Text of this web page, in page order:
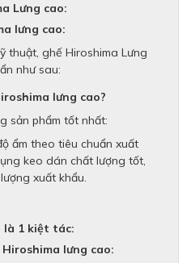
Lưng cao:
lưng cao:
thuật, ghế Hiroshima Lưng
như sau:
lưng cao?
sản phẩm tốt nhất:
ẩm theo tiêu chuẩn xuất
keo dán chất lượng tốt,
xuất khẩu.
là 1 kiệt tác:
lưng cao: